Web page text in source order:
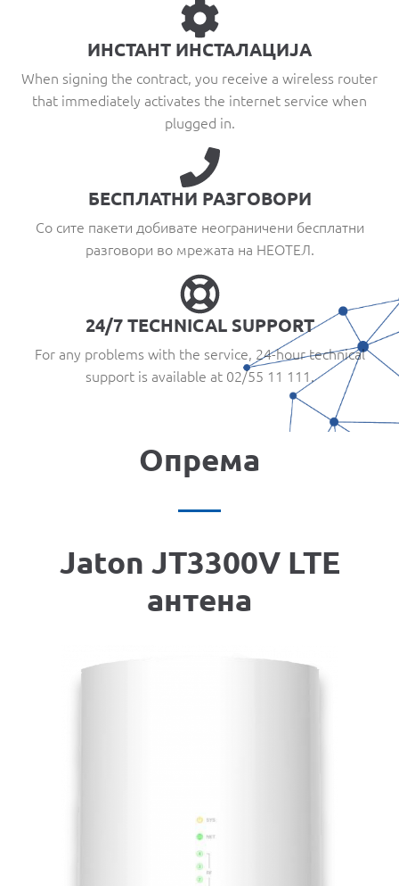
ИНСТАНТ ИНСТАЛАЦИЈА
When signing the contract, you receive a wireless router
that immediately activates the internet service when
plugged in.
БЕСПЛАТНИ РАЗГОВОРИ
Со сите пакети добивате неограничени бесплатни
разговори во мрежата на НЕОТЕЛ.
24/7 TECHNICAL SUPPORT
For any problems with the service, 24-hour technical
support is available at 02/55 11 111.
Опрема
Jaton JT3300V LTE
антена